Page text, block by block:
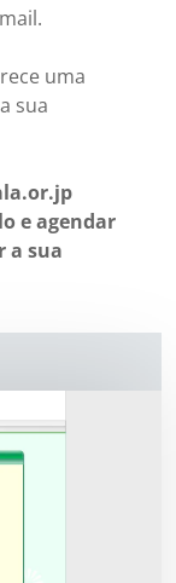
uma
sua
e agendar
a sua